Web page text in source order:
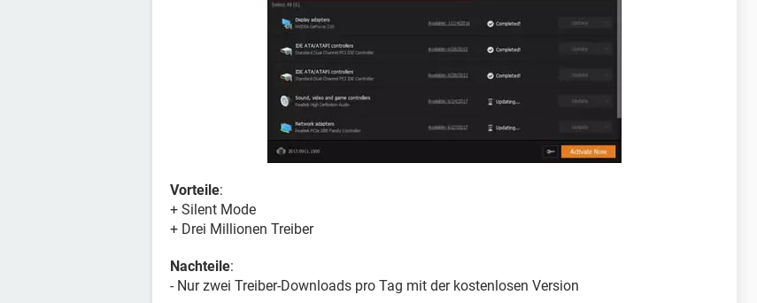
Vorteile:
+ Silent Mode
+ Drei Millionen Treiber
Nachteile:
- Nur zwei Treiber-Downloads pro Tag mit der kostenlosen Version